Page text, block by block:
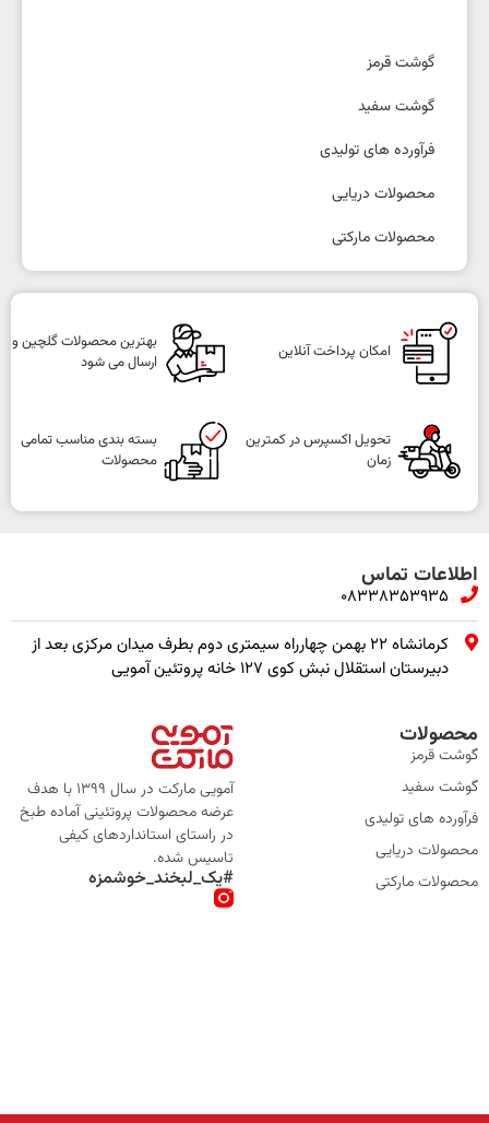
گوشت قرمز
گوشت سفید
فرآورده های تولیدی
محصولات دریایی
محصولات مارکتی
امکان پرداخت آنلاین
بهترین محصولات گلچین و
ارسال می شود
تحویل اکسپرس در کمترین
زمان
بسته بندی مناسب تمامی
محصولات
اطلاعات تماس
08338353935
کرمانشاه ۲۲ بهمن چهارراه سیمتری دوم بطرف میدان مرکزی بعد از
دبیرستان استقلال نبش کوی ۱۲۷ خانه پروتئین آمویی
محصولات
گوشت قرمز
گوشت سفید
فرآورده های تولیدی
محصولات دریایی
محصولات مارکتی
آمویی مارکت در سال 1399 با هدف
عرضه محصولات پروتئینی آماده طبخ
در راستای استانداردهای کیفی
تاسیس شده.
#یک_لبخند_خوشمزه